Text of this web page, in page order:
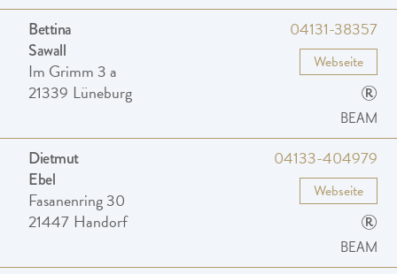
Bettina
Sawall
Im Grimm 3 a
21339 Lüneburg
04131-38357
Webseite
®
BEAM
Dietmut
Ebel
Fasanenring 30
21447 Handorf
04133-404979
Webseite
®
BEAM